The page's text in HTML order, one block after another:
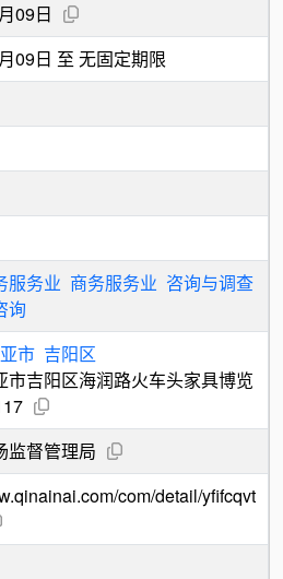
09日
09日 至 无固定期限
服务业 商务服务业 咨询与调查
询
市 吉阳区
市吉阳区海润路火车头家具博览
监督管理局
com/detail/yfifcqvt